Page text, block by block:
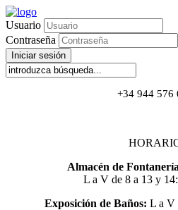
Usuario
Contraseña
Iniciar sesión
+34 944 576
Almacén de
L a V de 8 a 13 y
Exposición de Baños: L a V